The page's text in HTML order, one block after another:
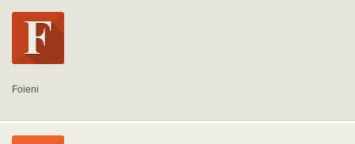
Foieni